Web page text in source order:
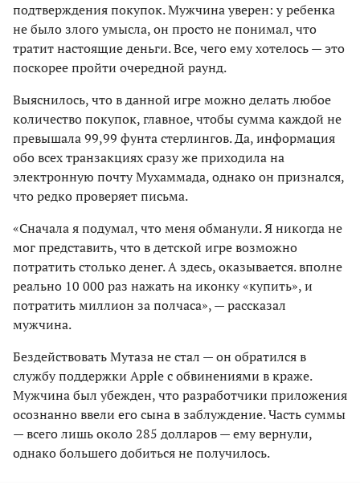
подтверждения покупок. Мужчина уверен: у ребенка
не было злого умысла, он просто не понимал, что
тратит настоящие деньги. Все, чего ему хотелось — это
поскорее пройти очередной раунд.
Выяснилось, что в данной игре можно делать любое
количество покупок, главное, чтобы сумма каждой не
превышала 99,99 фунта стерлингов. Да, информация
обо всех транзакциях сразу же приходила на
электронную почту Мухаммада, однако он признался,
что редко проверяет письма.
«Сначала я подумал, что меня обманули. Я никогда не
мог представить, что в детской игре возможно
потратить столько денег. А здесь, оказывается. вполне
реально 10 000 раз нажать на иконку «купить», и
потратить миллион за полчаса», — рассказал
мужчина.
Бездействовать Мутаза не стал — он обратился в
службу поддержки Apple с обвинениями в краже.
Мужчина был убежден, что разработчики приложения
осознанно ввели его сына в заблуждение. Часть суммы
— всего лишь около 285 долларов — ему вернули,
однако большего добиться не получилось.